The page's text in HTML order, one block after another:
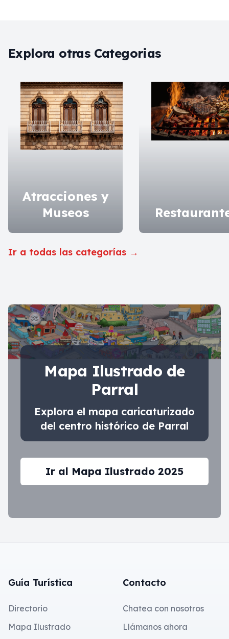
Explora otras Categorias
Atracciones y
Museos
Ir a todas las categorías →
Mapa Ilustrado de
Parral
Explora el mapa caricaturizado
del centro histórico de Parral
Ir al Mapa Ilustrado 2025
Guía Turística
Directorio
Mapa Ilustrado
Contacto
Chatea con nosotros
Llámanos ahora